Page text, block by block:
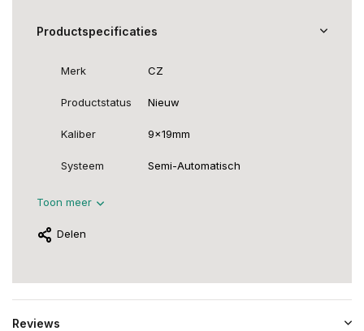
Productspecificaties
Merk CZ
Productstatus Nieuw
Kaliber 9x19mm
Systeem Semi-Automatisch
Toon meer
Delen
Reviews